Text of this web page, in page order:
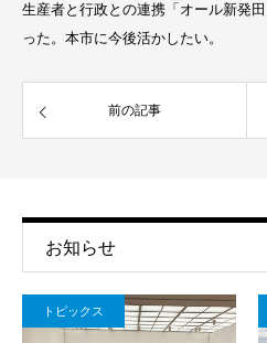
生産者と行政との連携「オール新発
った。本市に今後活かしたい。
前の記事
お知らせ
トピックス